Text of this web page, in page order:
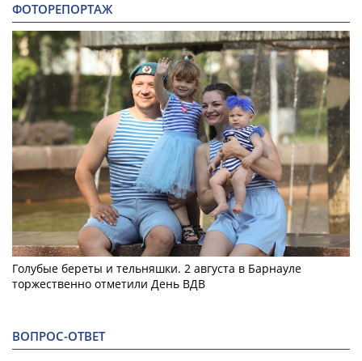
ФОТОРЕПОРТАЖ
Голубые береты и тельняшки. 2 августа в Барнауле
торжественно отметили День ВДВ
ВОПРОС-ОТВЕТ